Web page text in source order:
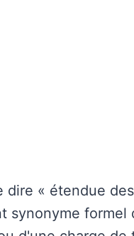
dire « étendue
synonyme